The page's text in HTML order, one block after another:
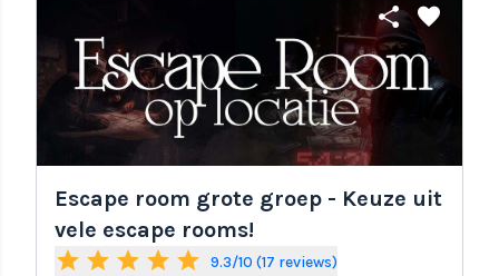
share favorite
Escape room grote groep - Keuze uit
vele escape rooms!
star star star star star 9.3/10 (17 reviews)